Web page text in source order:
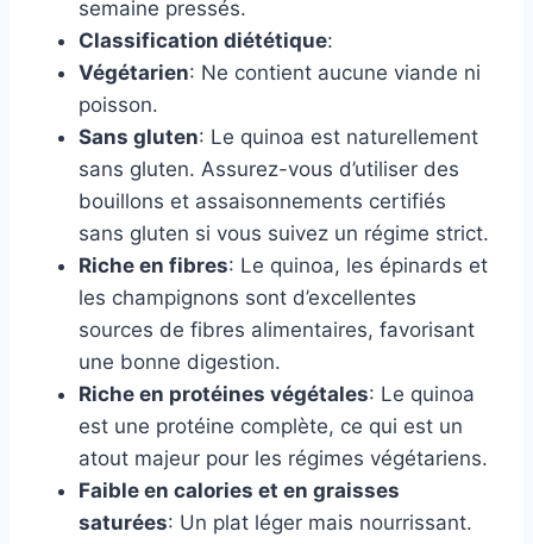
semaine pressés.
Classification diététique:
Végétarien: Ne contient aucune viande ni
poisson.
Sans gluten: Le quinoa est naturellement
sans gluten. Assurez-vous d’utiliser des
bouillons et assaisonnements certifiés
sans gluten si vous suivez un régime strict.
Riche en fibres: Le quinoa, les épinards et
les champignons sont d’excellentes
sources de fibres alimentaires, favorisant
une bonne digestion.
Riche en protéines végétales: Le quinoa
est une protéine complète, ce qui est un
atout majeur pour les régimes végétariens.
Faible en calories et en graisses
saturées: Un plat léger mais nourrissant.